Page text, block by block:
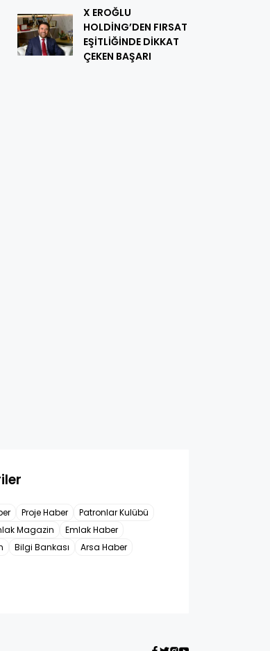
X EROĞLU
HOLDİNG’DEN FIRSAT
EŞİTLİĞİNDE DİKKAT
ÇEKEN BAŞARI
Proje Haber
Patronlar Kulübü
Magazin
Emlak Haber
Bilgi Bankası Arsa Haber